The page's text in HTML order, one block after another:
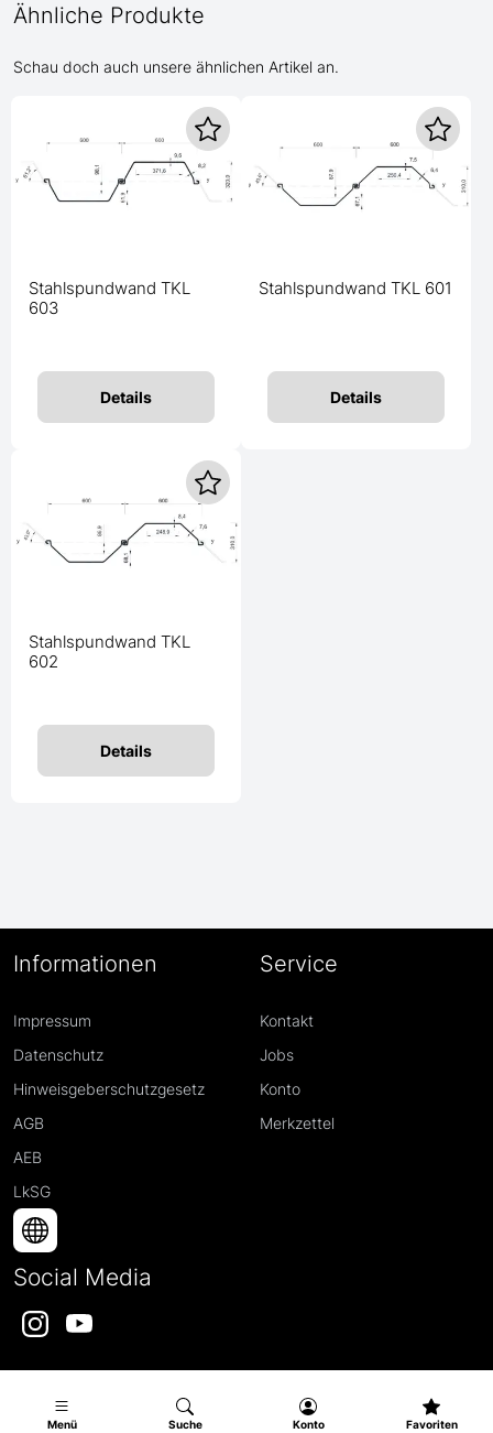
Menü Suche Konto Favoriten
Ähnliche Produkte
Schau doch auch unsere ähnlichen Artikel an.
Stahlspundwand TKL
603
Details
Stahlspundwand TKL 601
Details
Stahlspundwand TKL
602
Details
Informationen
Impressum
Datenschutz
Hinweisgeberschutzgesetz
AGB
AEB
LkSG
Service
Kontakt
Jobs
Konto
Merkzettel
Social Media
InstagramYouTube